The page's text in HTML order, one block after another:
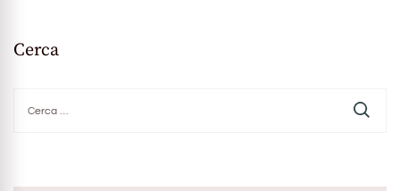
Cerca
per: